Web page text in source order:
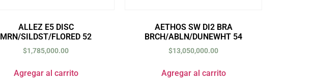
ALLEZ E5 DISC
MRN/SILDST/FLORED 52
$1,785,000.00
Agregar al carrito
AETHOS SW DI2 BRA
BRCH/ABLN/DUNEWHT 54
$13,050,000.00
Agregar al carrito